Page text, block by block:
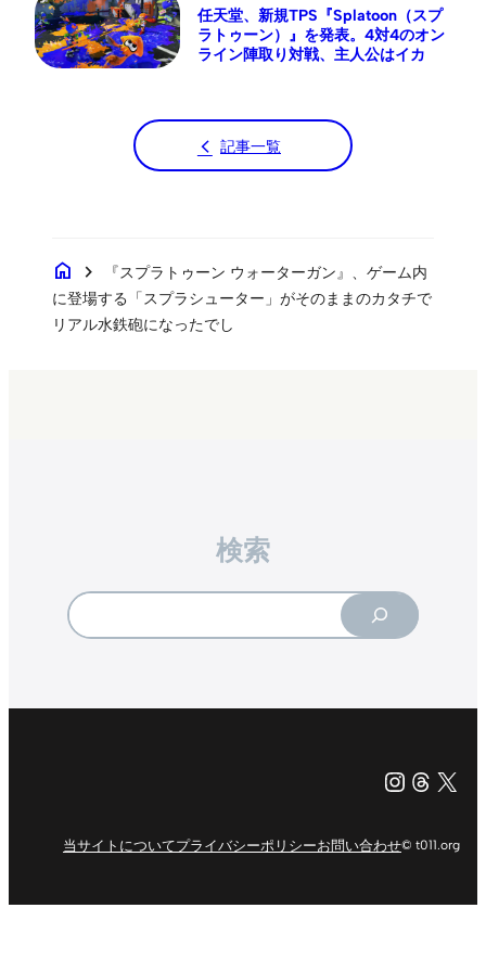
任天堂、新規TPS『Splatoon（スプ
ラトゥーン）』を発表。4対4のオン
ライン陣取り対戦、主人公はイカ
記事一覧
home chevron_right
『スプラトゥーン ウォーターガン』、ゲーム内
に登場する「スプラシューター」がそのままのカタチで
リアル水鉄砲になったでし
検索
X（旧
当サイトについてプライバシーポリシーお問い合わせ© t011.org